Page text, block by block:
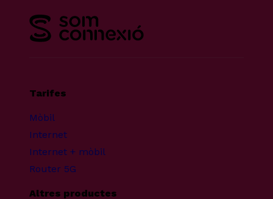
Tarifes
Mòbil
Internet
Internet + mòbil
Router 5G
Altres productes